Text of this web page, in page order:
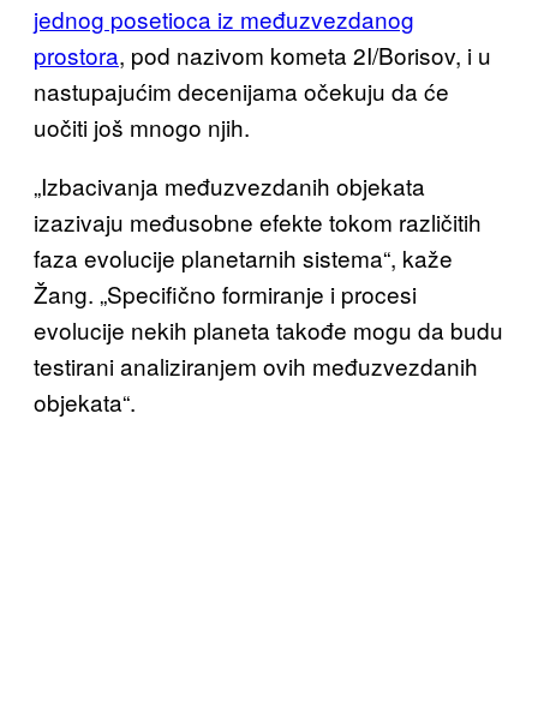
jednog posetioca iz međuzvezdanog
prostora, pod nazivom kometa 2I/Borisov, i u
nastupajućim decenijama očekuju da će
uočiti još mnogo njih.
„Izbacivanja međuzvezdanih objekata
izazivaju međusobne efekte tokom različitih
faza evolucije planetarnih sistema“, kaže
Žang. „Specifično formiranje i procesi
evolucije nekih planeta takođe mogu da budu
testirani analiziranjem ovih međuzvezdanih
objekata“.